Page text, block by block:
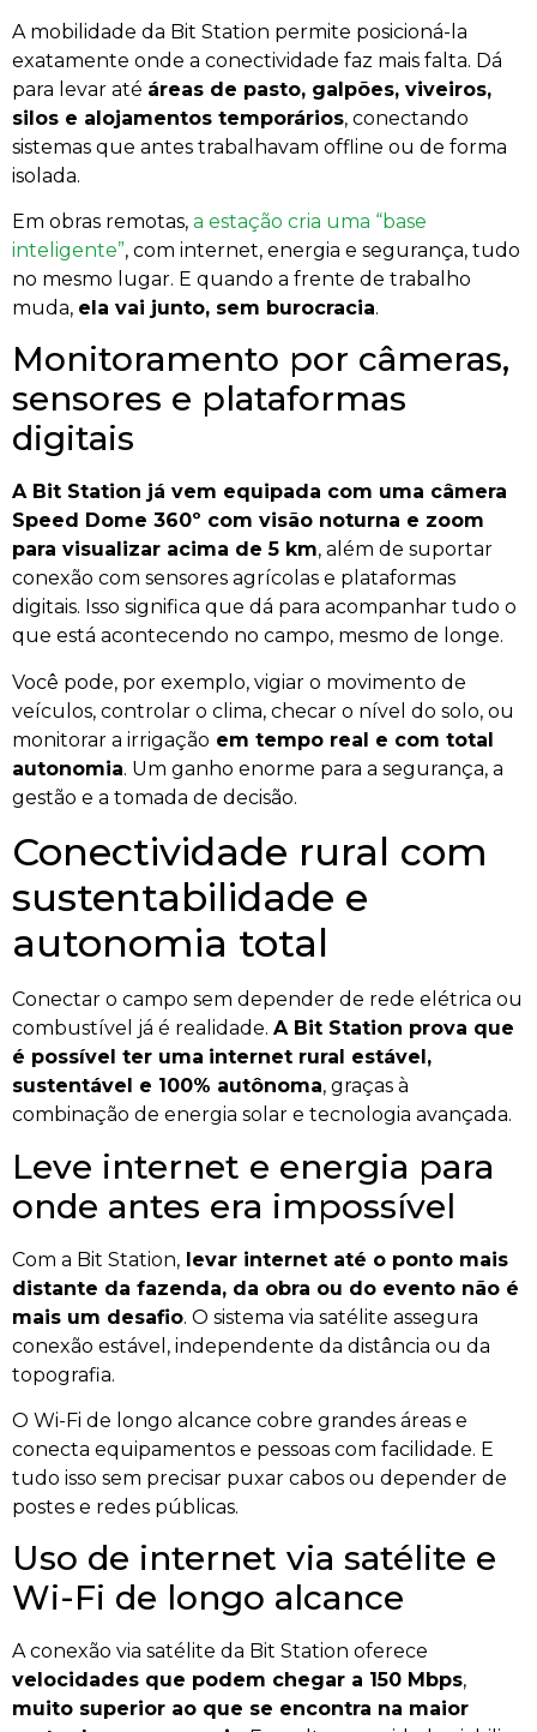
A mobilidade da Bit Station permite posicioná-la
exatamente onde a conectividade faz mais falta. Dá
para levar até áreas de pasto, galpões, viveiros,
silos e alojamentos temporários, conectando
sistemas que antes trabalhavam offline ou de forma
isolada.
Em obras remotas, a estação cria uma “base
inteligente”, com internet, energia e segurança, tudo
no mesmo lugar. E quando a frente de trabalho
muda, ela vai junto, sem burocracia.
Monitoramento por câmeras,
sensores e plataformas
digitais
A Bit Station já vem equipada com uma câmera
Speed Dome 360º com visão noturna e zoom
para visualizar acima de 5 km, além de suportar
conexão com sensores agrícolas e plataformas
digitais. Isso significa que dá para acompanhar tudo o
que está acontecendo no campo, mesmo de longe.
Você pode, por exemplo, vigiar o movimento de
veículos, controlar o clima, checar o nível do solo, ou
monitorar a irrigação em tempo real e com total
autonomia. Um ganho enorme para a segurança, a
gestão e a tomada de decisão.
Conectividade rural com
sustentabilidade e
autonomia total
Conectar o campo sem depender de rede elétrica ou
combustível já é realidade. A Bit Station prova que
é possível ter uma internet rural estável,
sustentável e 100% autônoma, graças à
combinação de energia solar e tecnologia avançada.
Leve internet e energia para
onde antes era impossível
Com a Bit Station, levar internet até o ponto mais
distante da fazenda, da obra ou do evento não é
mais um desafio. O sistema via satélite assegura
conexão estável, independente da distância ou da
topografia.
O Wi-Fi de longo alcance cobre grandes áreas e
conecta equipamentos e pessoas com facilidade. E
tudo isso sem precisar puxar cabos ou depender de
postes e redes públicas.
Uso de internet via satélite e
Wi-Fi de longo alcance
A conexão via satélite da Bit Station oferece
velocidades que podem chegar a 150 Mbps,
muito superior ao que se encontra na maior